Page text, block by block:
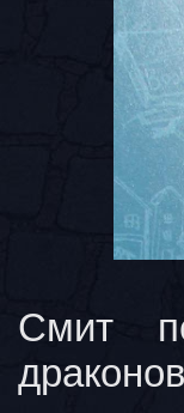
Смит